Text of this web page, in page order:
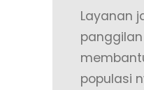
Layanan
populasi